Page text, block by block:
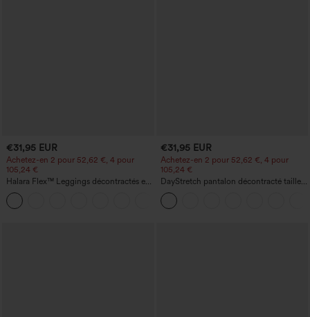
€31,95 EUR
Achetez-en 2 pour 52,62 €, 4 pour
105,24 €
Halara Flex™ Leggings décontractés en
jean à taille haute avec poches
€31,95 EUR
Achetez-en 2 pour 52,62 €, 4 pour
105,24 €
DayStretch pantalon décontracté taille
haute à jambe en forme de tonneau
avec poches